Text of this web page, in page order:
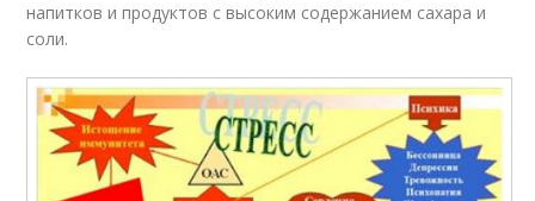
напитков и продуктов с высоким содержанием сахара и
соли.